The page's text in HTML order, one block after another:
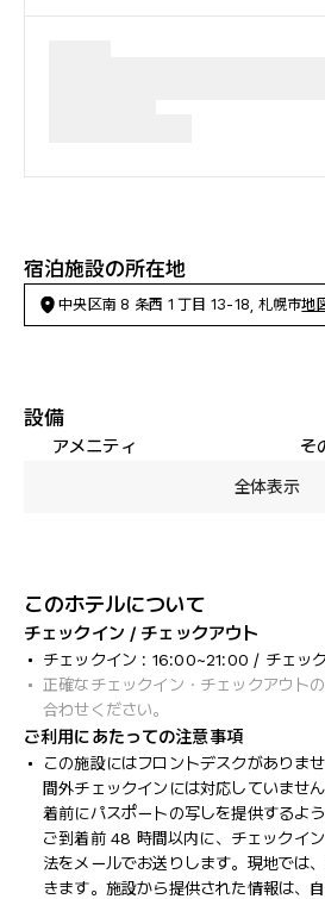
宿泊施設の所在地
中央区南 8 条西 1 丁目 13-18, 札幌市地
設備
アメニティ
そ
全体表示
このホテルについて
チェックイン / チェックアウト
チェックイン : 16:00~21:00 / チェッ
正確なチェックイン・チェックアウト
合わせください。
ご利用にあたっての注意事項
この施設にはフロントデスクがありま
間外チェックインには対応していませ
着前にパスポートの写しを提供するよう
ご到着前 48 時間以内に、チェックイ
法をメールでお送りします。現地では
きます。施設から提供された情報は、